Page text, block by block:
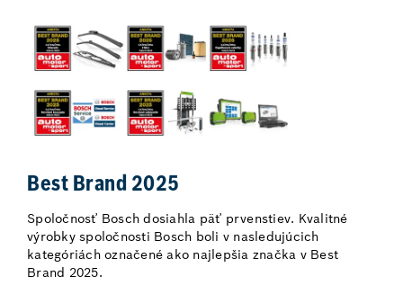
Best Brand 2025
Spoločnosť Bosch dosiahla päť prvenstiev. Kvalitné
výrobky spoločnosti Bosch boli v nasledujúcich
kategóriách označené ako najlepšia značka v Best
Brand 2025.